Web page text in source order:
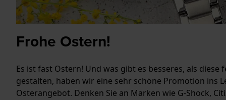
Frohe Ostern!
Es ist fast Ostern! Und was gibt es besseres, als
gestalten, haben wir eine sehr schöne Promotion ins
Osterangebot. Denken Sie an Marken wie G-Shock,